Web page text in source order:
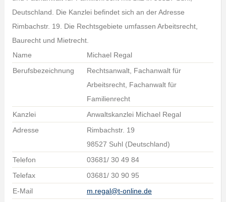
Deutschland. Die Kanzlei befindet sich an der Adresse
Rimbachstr. 19. Die Rechtsgebiete umfassen Arbeitsrecht,
Baurecht und Mietrecht.
Name
Michael Regal
Berufsbezeichnung
Rechtsanwalt, Fachanwalt für
Arbeitsrecht, Fachanwalt für
Familienrecht
Kanzlei
Anwaltskanzlei Michael Regal
Adresse
Rimbachstr. 19
98527 Suhl (Deutschland)
Telefon
03681/ 30 49 84
Telefax
03681/ 30 90 95
E-Mail
m.regal@t-online.de